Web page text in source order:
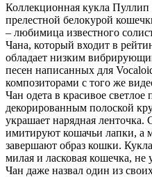
Коллекционная кукла Пуллип
прелестной белокурой
– любимица известного
Чана, который входит в
обладает низким
песен написанных для
композиторами с того же
Чан одета в красивое светлое
декорированным полоской
украшает нарядная
имитируют кошачьи лапки, а
завершают образ кошки.
милая и ласковая кошечка, не
Чан даже назвал один из